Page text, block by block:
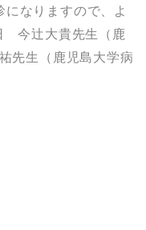
なりますので、よ
今辻大貴先生（鹿
先生（鹿児島大学病